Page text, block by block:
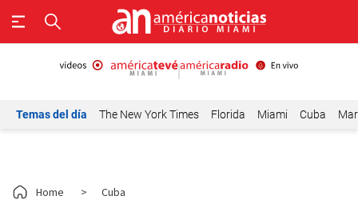
Temas del día The New York Times Florida Miami Cuba
Home > Cuba